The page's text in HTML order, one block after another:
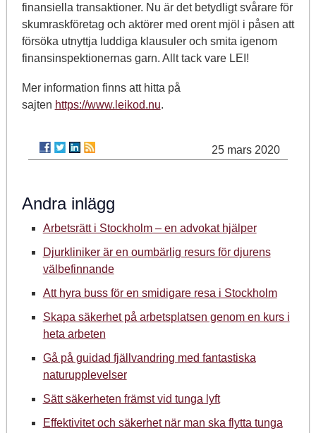
finansiella transaktioner. Nu är det betydligt svårare för
skumraskföretag och aktörer med orent mjöl i påsen att
försöka utnyttja luddiga klausuler och smita igenom
finansinspektionernas garn. Allt tack vare LEI!
Mer information finns att hitta på
sajten https://www.leikod.nu.
25 mars 2020
Andra inlägg
Arbetsrätt i Stockholm – en advokat hjälper
Djurkliniker är en oumbärlig resurs för djurens
välbefinnande
Att hyra buss för en smidigare resa i Stockholm
Skapa säkerhet på arbetsplatsen genom en kurs i
heta arbeten
Gå på guidad fjällvandring med fantastiska
naturupplevelser
Sätt säkerheten främst vid tunga lyft
Effektivitet och säkerhet när man ska flytta tunga